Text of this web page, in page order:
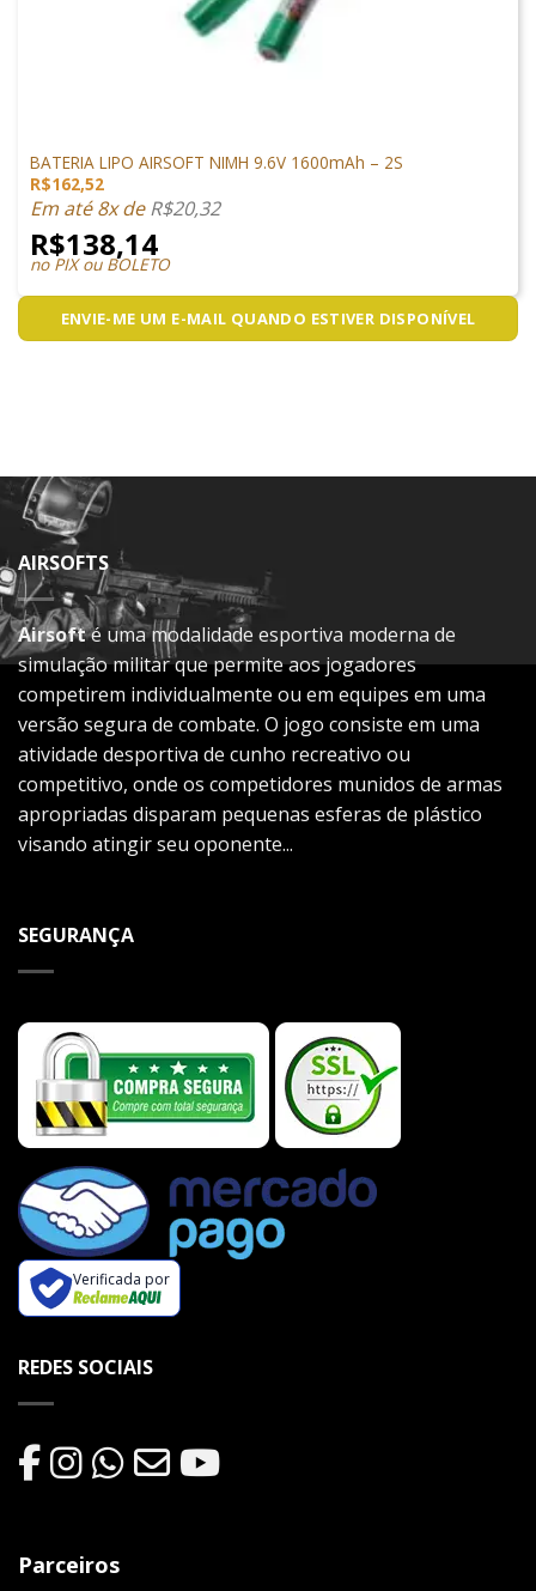
BATERIA LIPO AIRSOFT NIMH 9.6V 1600mAh – 2S
R$162,52
Em até 8x deR$20,32
R$138,14
no PIX ou BOLETO
ENVIE-ME UM E-MAIL QUANDO ESTIVER DISPONÍVEL
AIRSOFTS
Airsofté uma modalidade esportiva moderna de
simulação militar que permite aos jogadores
competirem individualmente ou em equipes em uma
versão segura de combate. O jogo consiste em uma
atividade desportiva de cunho recreativo ou
competitivo, onde os competidores munidos de armas
apropriadas disparam pequenas esferas de plástico
visando atingir seu oponente...
SEGURANÇA
Verificada por
REDES SOCIAIS
Parceiros